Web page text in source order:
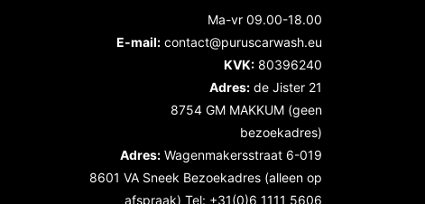
Ma-vr 09.00-18.00
E-mail: contact@puruscarwash.eu
KVK: 80396240
Adres: de Jister 21
8754 GM MAKKUM (geen
bezoekadres)
Adres: Wagenmakersstraat 6-019
8601 VA Sneek Bezoekadres (alleen op
afspraak) Tel: +31(0)6 1111 5606